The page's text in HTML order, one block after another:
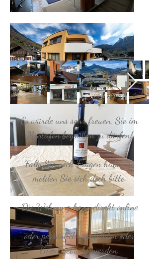
Es würde uns sehr freuen, Sie im
Montafon begrüßen zu dürfen!
Falls Sie noch Fragen haben so
melden Sie sich doch bitte.
Die Wohnung kann direkt online
oderpersönlich via Telefon oder
Email gebucht werden.